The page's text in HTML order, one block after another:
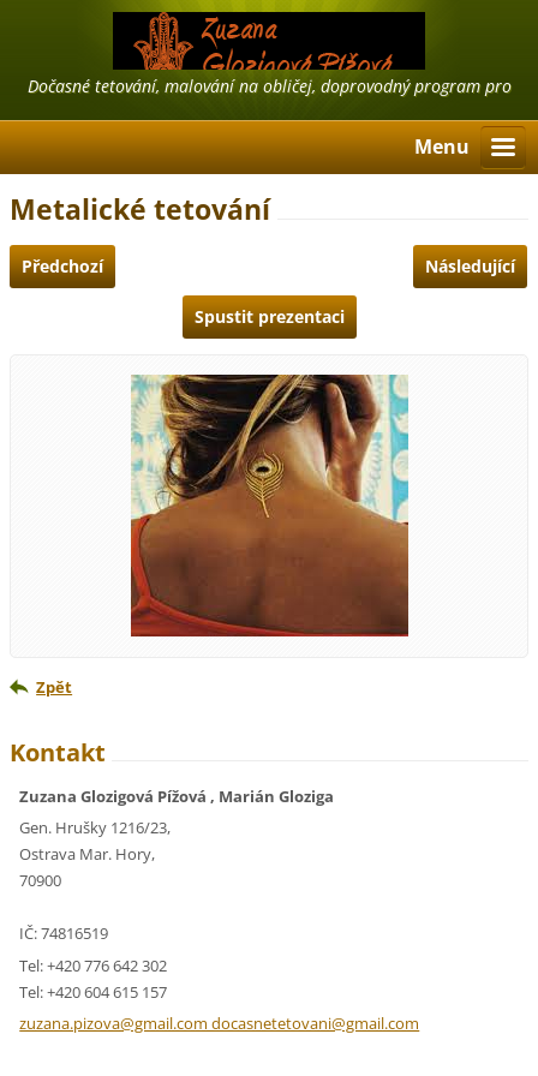
Dočasné tetování, malování na obličej, doprovodný program pro
Menu
Metalické tetování
Předchozí Následující
Spustit prezentaci
Zpět
Kontakt
Zuzana Glozigová Pížová , Marián Gloziga
Gen. Hrušky 1216/23,
Ostrava Mar. Hory,
70900
IČ: 74816519
Tel: +420 776 642 302
Tel: +420 604 615 157
zuzana.pizova@gmail.com docasnetetovani@gmail.com